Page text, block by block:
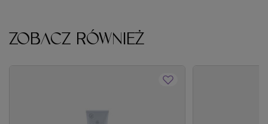
ZOBACZ RÓWNIEŻ